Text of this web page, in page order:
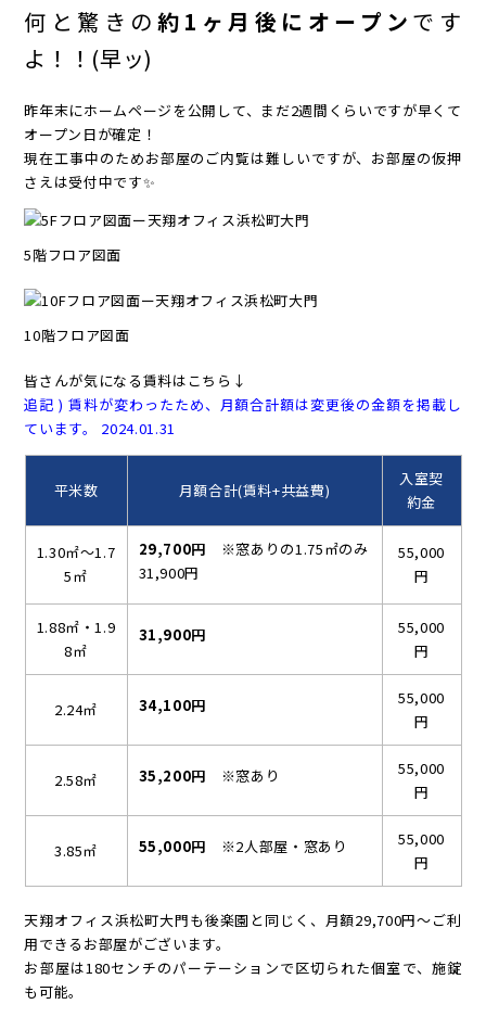
何と驚きの 約1ヶ月後にオープン です
よ！！(早ッ)
昨年末にホームページを公開して、まだ2週間くらいですが早くて
オープン日が確定！
現在工事中のためお部屋のご内覧は難しいですが、お部屋の仮押
さえは受付中です✨
5階フロア図面
10階フロア図面
皆さんが気になる賃料はこちら↓
追記 ) 賃料が変わったため、月額合計額は変更後の金額を掲載し
ています。 2024.01.31
平米数 月額合計(賃料+共益費)
入室契
約金
1.30㎡～1.7
5㎡
29,700円 ※窓ありの1.75㎡のみ
31,900円
55,000
円
1.88㎡・1.9
8㎡
31,900円
55,000
円
2.24㎡ 34,100円
55,000
円
2.58㎡ 35,200円 ※窓あり
55,000
円
3.85㎡ 55,000円 ※2人部屋・窓あり
55,000
円
天翔オフィス浜松町大門も後楽園と同じく、月額29,700円～ご利
用できるお部屋がございます。
お部屋は180センチのパーテーションで区切られた個室で、施錠
も可能。